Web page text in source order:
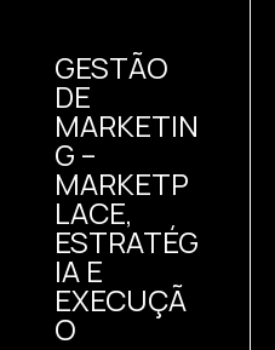
GESTÃO
DE
MARKETIN
G –
MARKETP
LACE,
ESTRATÉG
IA E
EXECUÇÃ
O